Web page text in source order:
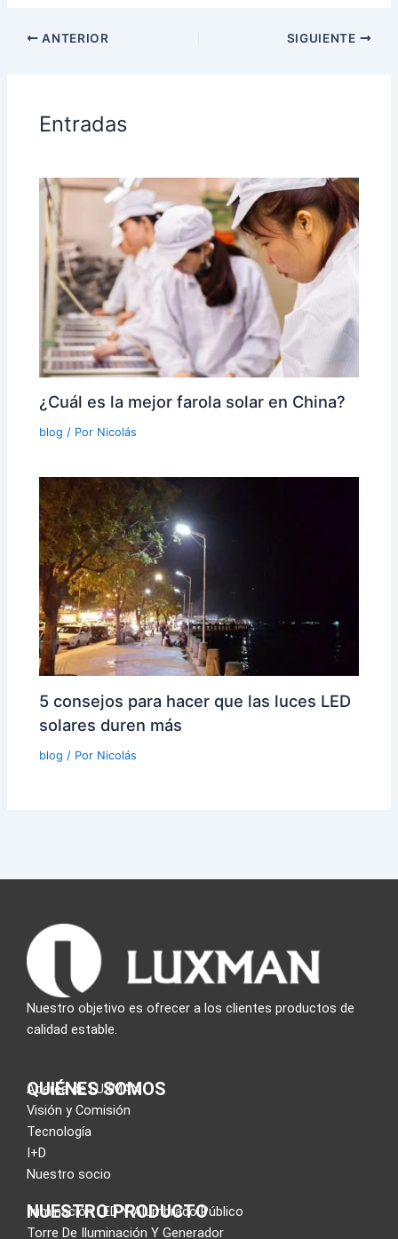
ANTERIOR SIGUIENTE
Entradas
¿Cuál es la mejor farola solar en China?
blog / Por Nicolás
5 consejos para hacer que las luces LED
solares duren más
blog / Por Nicolás
Nuestro objetivo es ofrecer a los clientes productos de
calidad estable.
QUIÉNES SOMOS
Acerca de LUXMAN
Visión y Comisión
Tecnología
I+D
Nuestro socio
NUESTRO PRODUCTO
Iluminación LED Y Alumbrado Público
Torre De Iluminación Y Generador